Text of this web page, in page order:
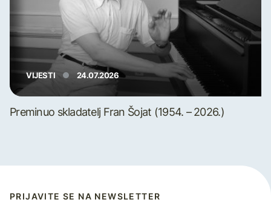
VIJESTI 24.07.2026
Preminuo skladatelj Fran Šojat (1954. – 2026.)
PRIJAVITE SE NA NEWSLETTER